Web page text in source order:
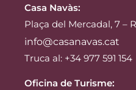
Casa Navàs:
Plaça del Mercadal, 7 –
info@casanavas.cat
Truca al: +34 977 591 154
Oficina de Turisme: